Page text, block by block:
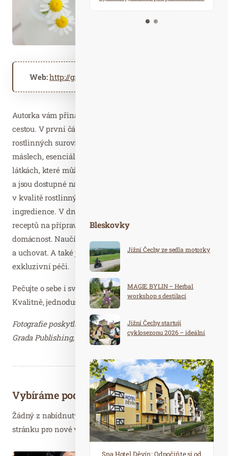
Kalendář událostí
Odebírejte náš newsletter
Web:http://grada.cz
Autorka vám přináší návod, jak o sebe pečovat přírodní
cestou. V první části knihy získáte přehled o základních
rostlinných surovinách – o rostlinných olejích a
máslech, esenciálních olejích, hydrolátech a dalších
látkách, které můžete při výrobě vlastní kosmetiky využít
a jsou dostupné na našem trhu. Dozvíte se, jak se vyznat
v kvalitě rostlinných surovin a vybrat si správné
ingredience. V druhé části knihy najdete množství
receptů na přípravky k péči o pleť, tělo a také o
domácnost. Naučíte se, jak vše správně míchat, dávkovat
a uchovat. A také jak domácí kosmetiku povýšit na
exkluzivní péči.
Pečujte o sebe i své děti pomocí přírodních surovin.
Kvalitně, jednoduše a s radostí.
Fotografie poskytla redakce společenskovědních oborů
Grada Publishing, a.s. – děkujeme.
Vybíráme podobné články
Žádný z nabídnutých článků vás nezajímá? Aktualizujte
stránku pro nové výsledky...
Bleskovky
Jižní Čechy ze sedla motorky
MAGIE BYLIN – Herbal
workshop s destilací
Jižní Čechy startují
cyklosezonu 2026 – ideální
Spa Hotel Děvín: Odpočiňte si od
Saunový ráj Holice: Odpočinek a